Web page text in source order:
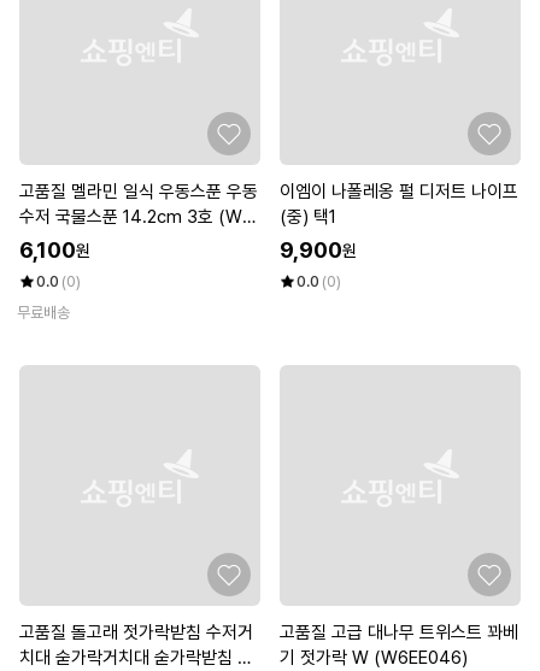
고품질 멜라민 일식 우동스푼 우동
수저 국물스푼 14.2cm 3호 (WC
F42A6)
6,100원
0.0 (0)
무료배송
이엠이 나폴레옹 펄 디저트 나이프
(중) 택1
9,900원
0.0 (0)
고품질 돌고래 젓가락받침 수저거
치대 숟가락거치대 숟가락받침 젓
고품질 고급 대나무 트위스트 꽈베
기 젓가락 W (W6EE046)